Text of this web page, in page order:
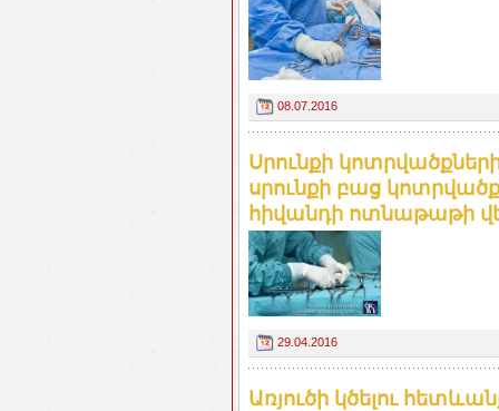
08.07.2016
Սրունքի
սրունքի բաց
հիվանդի ոտնաթաթի
29.04.2016
Առյուծի կծելու